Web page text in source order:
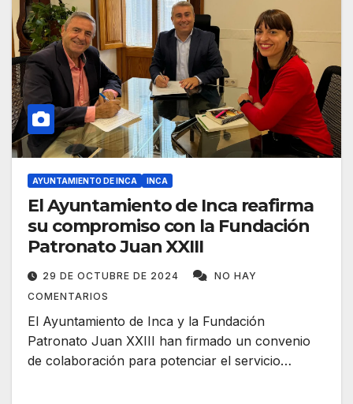
AYUNTAMIENTO DE INCA INCA
El Ayuntamiento de Inca reafirma
su compromiso con la Fundación
Patronato Juan XXIII
29 DE OCTUBRE DE 2024
NO HAY
COMENTARIOS
El Ayuntamiento de Inca y la Fundación
Patronato Juan XXIII han firmado un convenio
de colaboración para potenciar el servicio…